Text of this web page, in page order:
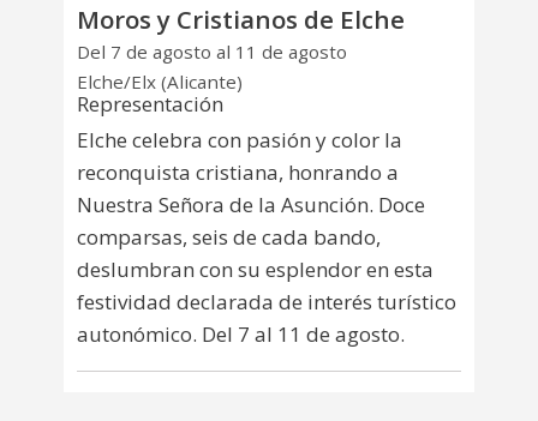
Moros y Cristianos de Elche
Del 7 de agosto al 11 de agosto
Elche/Elx (Alicante)
Representación
Elche celebra con pasión y color la
reconquista cristiana, honrando a
Nuestra Señora de la Asunción. Doce
comparsas, seis de cada bando,
deslumbran con su esplendor en esta
festividad declarada de interés turístico
autonómico. Del 7 al 11 de agosto.